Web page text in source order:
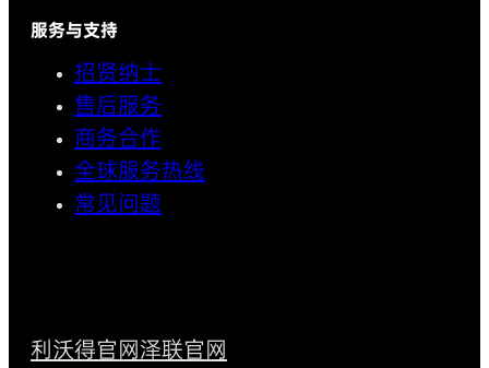
服务与支持
招贤纳士
售后服务
商务合作
全球服务热线
常见问题
利沃得官网泽联官网